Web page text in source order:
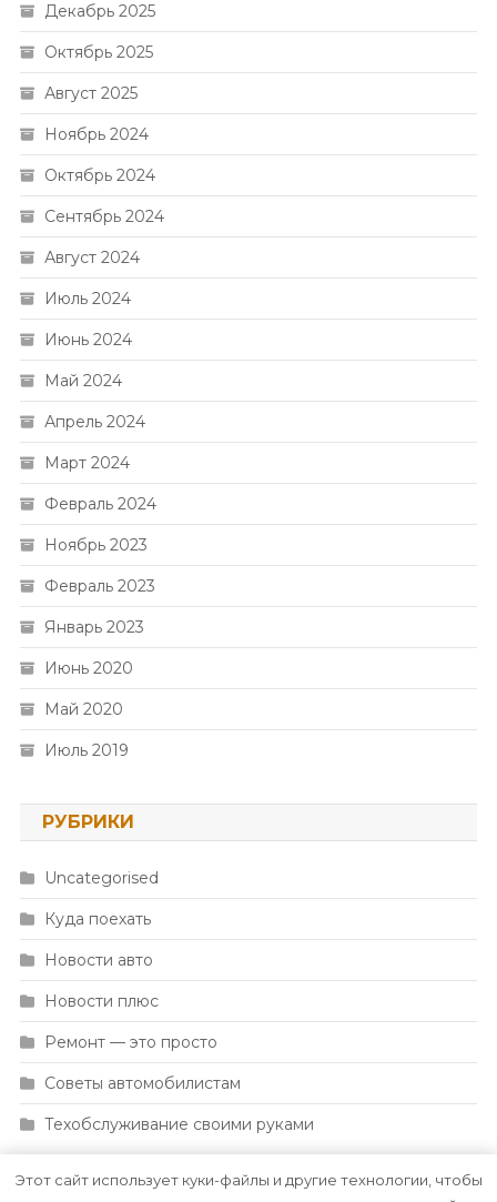
Декабрь 2025
Октябрь 2025
Август 2025
Ноябрь 2024
Октябрь 2024
Сентябрь 2024
Август 2024
Июль 2024
Июнь 2024
Май 2024
Апрель 2024
Март 2024
Февраль 2024
Ноябрь 2023
Февраль 2023
Январь 2023
Июнь 2020
Май 2020
Июль 2019
РУБРИКИ
Uncategorised
Куда поехать
Новости авто
Новости плюс
Ремонт — это просто
Советы автомобилистам
Техобслуживание своими руками
Этот сайт использует куки-файлы и другие технологии, чтобы